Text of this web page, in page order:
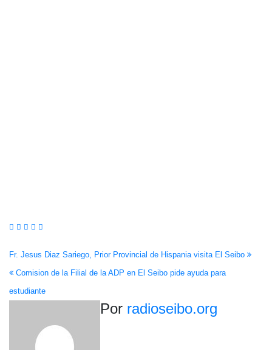
Navegación
de
entradas
Fr. Jesus Diaz Sariego, Prior Provincial de Hispania visita El Seibo
Comision de la Filial de la ADP en El Seibo pide ayuda para
estudiante
Por radioseibo.org